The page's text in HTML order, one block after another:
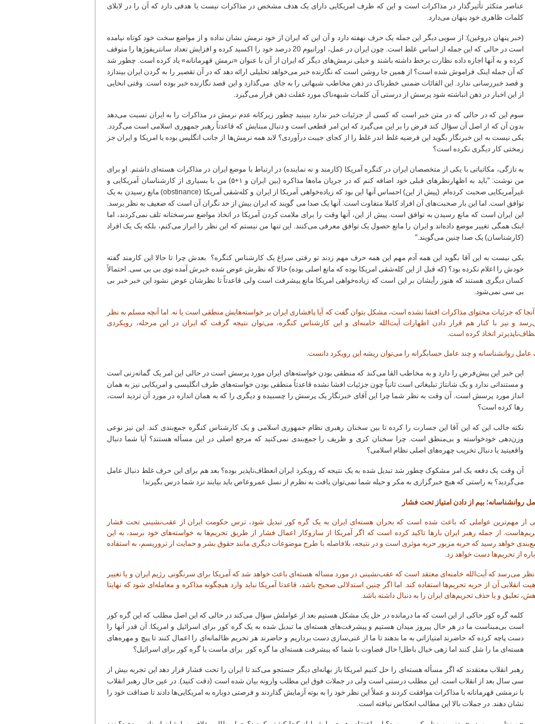
عناصر متکثر تأثیرگذار در مذاکرات است و این که طرف امریکایی دارای یک هدف مشخص در مذاکرات نیست یا هدفی دارد که آن را در لابلای
کلمات ظاهری خود پنهان می‌دارد.
(خبر پنهان دروغین): از سویی دیگر این جمله یک حرف نهفته دارد و آن این که ایران از خود نرمش نشان نداده و از مواضع سخت خود کوتاه نیامده
است در حالی که این جمله از اساس غلط است. چون ایران در عمل، اورانیوم 20 درصد خود را اکسید کرده و افزایش تعداد سانتریفوژها را متوقف
کرده و به آنها اجازه داده نظارت برخط داشته باشند و خیلی نرمش‌های دیگر که ایران از آن با عنوان «نرمش قهرمانانه» یاد کرده است. چطور شد
که آن جمله اینک فراموش شده است؟ از همین جا روشن است که نگارنده خبر می‌خواهد تحلیلی ارائه دهد که در آن تقصیر را به گردن ایران بیندازد
و قصد خبررسانی ندارد. این القائات ضمنی خطرناک در ذهن مخاطب شبهاتی را به جای می‌گذارد و این قصد نگارنده خبر بوده است. وقتی انحایی
از این اخبار در ذهن انباشته شود پرسش از درستی آن کلمات شبهه‌ناک مورد غفلت ذهن قرار می‌گیرد.
سوم این که در حالی که در متن خبر است که کسی از جزئیات خبر ندارد ببینید چطور زیرکانه عدم نرمش در مذاکرات را به ایران نسبت می‌دهد
بدون آن که از اصل آن سؤال کند فرض را بر این می‌گیرد که این امر قطعی است و دنبال مبنایش که قاعدتاً رهبر جمهوری اسلامی است می‌گردد.
یکی نیست به این خبرنگار بگوید این فرضیه غلط اندر غلط را از کجای جیبت درآوردی؟ لابد همه نرمش‌ها از جانب انگلیس بوده یا امریکا و ایران جز
زمختی کار دیگری نکرده است؟
به تازگی، مکاتباتی با یکی از متخصصان ایران در کنگره آمریکا (کارمند و نه نماینده) در ارتباط با موضع ایران در مذاکرات هسته‌ای داشتم. او برای
من نوشت: "باید به اظهارنظرهای قبلی خود اضافه کنم که در جریان ماه‌ها مذاکره (بین ایران و ١+۵) من با بسیاری از کارشناسان آمریکایی و
غیرآمریکایی صحبت کرده‌ام. (پیش از این) احساس آنها این بود که زیاده‌خواهی آمریکا از ایران و کله‌شقی آمریکا (obstinance) مانع رسیدن به یک
توافق است. اما این بار صحبت‌های آن افراد کاملا متفاوت است. آنها یک صدا می گویند که ایران بیش از حد نگران آن است که ضعیف به نظر برسد.
این ایران است که مانع رسیدن به توافق است. پیش از این، آنها وقت را برای ملامت کردن آمریکا در اتخاذ مواضع سرسختانه تلف نمی‌کردند، اما
اینک همگی تغییر موضع داده‌اند و ایران را مانع حصول یک توافق معرفی می‌کنند. این تنها من نیستم که این نظر را ابراز می‌کنم، بلکه یک یک افراد
(کارشناسان) یک صدا چنین می‌گویند."
یکی نیست به این آقا بگوید این همه آدم مهم این همه حرف مهم زدند تو رفتی سراغ یک کارشناس کنگره؟ بعدش چرا تا حالا این کارمند گفته
خودش را اعلام نکرده بود؟ (که قبل از این کله‌شقی امریکا بوده که مانع اصلی بوده) حالا که نظرش عوض شده خبرش آمده توی بی بی سی. احتمالاً
کسان دیگری هستند که هنوز رأیشان بر این است که زیاده‌خواهی امریکا مانع پیشرفت است ولی قاعدتاً تا نظرشان عوض نشود این خبر خبر بی
بی سی نمی‌شود.
آنجا که جزئیات محتوای مذاکرات افشا نشده است، مشکل بتوان گفت که آیا پافشاری ایران بر خواسته‌هایش منطقی است یا نه. اما آنچه مسلم به نظر
و نیز با کنار هم قرار دادن اظهارات آیت‌الله خامنه‌ای و این کارشناس کنگره، می‌توان نتیجه گرفت که ایران در این مرحله، رویکردی
اتخاذ کرده است.
عامل روانشناسانه و چند عامل حسابگرانه را می‌توان ریشه این رویکرد دانست.
این خبر این پیش‌فرض را دارد و به مخاطب القا می‌کند که منطقی بودن خواسته‌های ایران مورد پرسش است در حالی این امر یک گمانه‌زنی است
و مستنداتی ندارد و یک شانتاژ تبلیغاتی است ثانیاً چون جزئیات افشا نشده قاعدتاً منطقی بودن خواسته‌های طرف انگلیسی و امریکایی نیز به همان
انداز مورد پرسش است. آن وقت به نظر شما چرا این آقای خبرنگار یک پرسش را چسبیده و دیگری را که به همان اندازه در مورد آن تردید است،
رها کرده است؟
نکته جالب این که این آقا این جسارت را کرده تا بین سخنان رهبری نظام جمهوری اسلامی و یک کارشناس کنگره جمع‌بندی کند. این نیز نوعی
وزن‌دهی خودخواسته و بی‌منطق است. چرا سخنان کری و ظریف را جمع‌بندی نمی‌کنید که مرجع اصلی در این مسأله هستند؟ آیا شما دنبال
واقعیتید یا دنبال تخریب چهره‌های اصلی نظام اسلامی؟
آن وقت یک دفعه یک امر مشکوک چطور شد تبدیل شده به یک نتیجه که رویکرد ایران انعطاف‌ناپذیر بوده؟ بعد هم برای این حرف غلط دنبال عامل
می‌گردید؟ به راستی که هیچ خبرگزاری به مکر و حیله شما نمی‌توان یافت به نظرم از نسل عمروعاص باید بیایند نزد شما درس بگیرند!
روانشناسانه؛ بیم از دادن امتیاز تحت فشار
از مهم‌ترین عواملی که باعث شده است که بحران هسته‌ای ایران به یک گره کور تبدیل شود، ترس حکومت ایران از عقب‌نشینی تحت فشار
از جمله رهبر ایران بارها تاکید کرده است که اگر آمریکا از سازوکار اعمال فشار از طریق تحریم‌ها به خواسته‌های خود برسد، به این
خواهد رسید که حربه مزبور حربه موثری است و در نتیجه، بلافاصله با طرح موضوعات دیگری مانند حقوق بشر و حمایت از تروریسم، به استفاده
از تحریم‌ها دست خواهد زد.
نظر می‌رسد که آیت‌الله خامنه‌ای معتقد است که عقب‌نشینی در مورد مساله هسته‌ای باعث خواهد شد که آمریکا برای سرنگونی رژیم ایران و یا تغییر
انقلابی آن از حربه تحریم‌ها استفاده کند. اما اگر چنین استدلالی صحیح باشد، قاعدتا آمریکا نباید وارد هیچگونه مذاکره و معامله‌ای شود که نهایتا
تعلیق و یا حذف تحریم‌های ایران را به دنبال داشته باشد.
کلمه گره کور حاکی از این است که ما درمانده در حل یک مشکل هستیم بعد از عواملش سؤال می‌کند در حالی که این اصل مطلب که این گره کور
است بی‌مبناست ما در هر حال پیروز میدان هستیم و پیشرفت‌های هسته‌ای ما تبدیل شده به یک گره کور برای اسرائیل و امریکا. آن قدر آنها را
دست پاچه کرده که حاضرند امتیازاتی به ما بدهند تا ما از غنی‌سازی دست برداریم و حاضرند هر تحریم ظالمانه‌ای را اعمال کنند تا پیچ و مهره‌های
هسته‌ای ما را شل کنند اما زهی خیال باطل! حال قضاوت با شما که پیشرفت هسته‌ای ما گره کور برای ماست یا گره کور برای اسرائیل؟
رهبر انقلاب معتقدند که اگر مسأله هسته‌ای را حل کنیم امریکا باز بهانه‌ای دیگر جستجو می‌کند تا ایران را تحت فشار قرار دهد این تجربه بیش از
سی سال بعد از انقلاب است. این مطلب درستی است ولی در جملات فوق این مطلب وارونه بیان شده است (دقت کنید). در عین حال رهبر انقلاب
با نرمشی قهرمانانه با مذاکرات موافقت کردند و عملاً این نظر خود را به بوته آزمایش گذاردند و فرصتی دوباره به امریکایی‌ها دادند تا صداقت خود را
نشان دهند. در جملات بالا این مطالب انعکاس نیافته است.